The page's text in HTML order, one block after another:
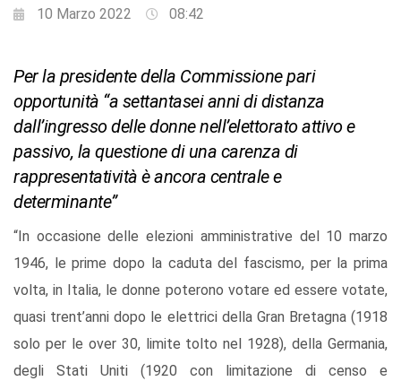
10 Marzo 2022 08:42
Per la presidente della Commissione pari
opportunità “a settantasei anni di distanza
dall’ingresso delle donne nell’elettorato attivo e
passivo, la questione di una carenza di
rappresentatività è ancora centrale e
determinante”
“In occasione delle elezioni amministrative del 10 marzo
1946, le prime dopo la caduta del fascismo, per la prima
volta, in Italia, le donne poterono votare ed essere votate,
quasi trent’anni dopo le elettrici della Gran Bretagna (1918
solo per le over 30, limite tolto nel 1928), della Germania,
degli Stati Uniti (1920 con limitazione di censo e